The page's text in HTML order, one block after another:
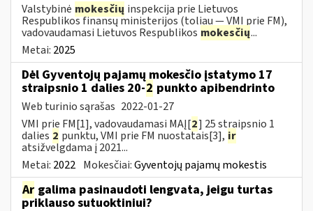
Valstybinė mokesčių inspekcija prie Lietuvos
Respublikos finansų ministerijos (toliau — VMI prie FM),
vadovaudamasi Lietuvos Respublikos mokesčių...
Metai: 2025
Dėl Gyventojų pajamų mokesčio įstatymo 17
straipsnio 1 dalies 20-2 punkto apibendrinto
Web turinio sąrašas 2022-01-27
VMI prie FM[1], vadovaudamasi MAĮ[2] 25 straipsnio 1
dalies 2 punktu, VMI prie FM nuostatais[3], ir
atsižvelgdama į 2021...
Metai: 2022 Mokesčiai:Gyventojų pajamų mokestis
Ar galima pasinaudoti lengvata, jeigu turtas
priklauso sutuoktiniui?